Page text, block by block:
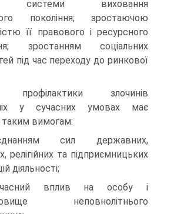
системи виховання
покоління; зростаючою
її правового і ресурсного
зростанням соціальних
під час переходу до ринкової
профілактики злочинів
у сучасних умовах має
таким вимогам:
сил державних,
релігійних та підприємницьких
діяльності;
вплив на особу і
неповнолітнього